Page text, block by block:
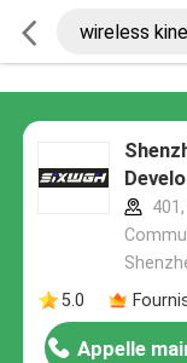
5.0
Appelle